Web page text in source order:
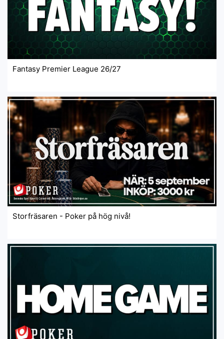
Fantasy Premier League 26/27
Storfräsaren - Poker på hög nivå!